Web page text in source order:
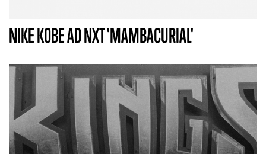
NIKE KOBE AD NXT 'MAMBACURIAL'